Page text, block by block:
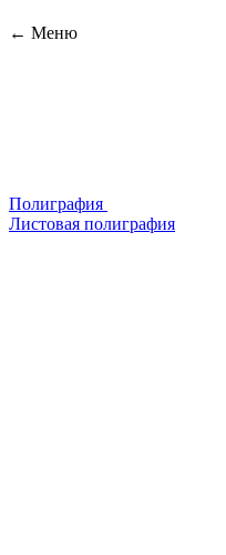
← Меню
Полиграфия
Листовая полиграфия